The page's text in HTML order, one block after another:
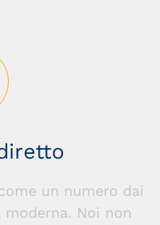
un numero dai
Noi non